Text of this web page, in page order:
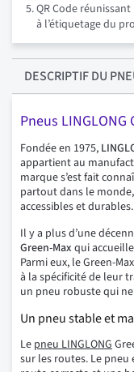
QR Code
à l’étiquetage du
DESCRIPTIFDU
Pneus LINGLONG
Fondée en 1975,
appartient au
marque s’est fait
partout dans le
accessibles et durables.
Il y a plus d’une
Green-Max qui
Parmi eux, le Green-
à la spécificité de leur
un pneu robuste qui
Un pneu stable et
Le pneu LINGLONG
sur les routes. Le